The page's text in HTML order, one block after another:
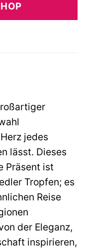
jedes
lässt. Dieses
Präsent ist
Tropfen; es
Reise
der Eleganz,
inspirieren,